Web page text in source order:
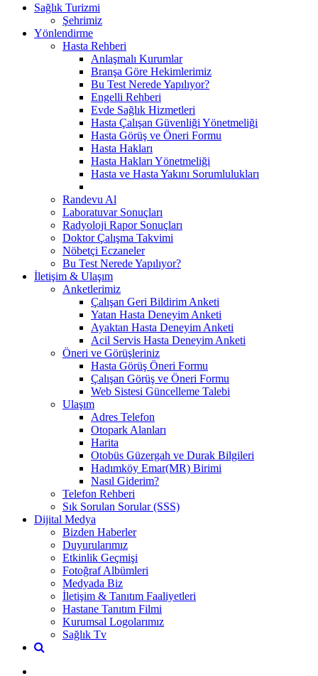
Sağlık Turizmi
Şehrimiz
Yönlendirme
Hasta Rehberi
Anlaşmalı Kurumlar
Branşa Göre Hekimlerimiz
Bu Test Nerede Yapılıyor?
Engelli Rehberi
Evde Sağlık Hizmetleri
Hasta Çalışan Güvenliği Yönetmeliği
Hasta Görüş ve Öneri Formu
Hasta Hakları
Hasta Hakları Yönetmeliği
Hasta ve Hasta Yakını Sorumlulukları
Randevu Al
Laboratuvar Sonuçları
Radyoloji Rapor Sonuçları
Doktor Çalışma Takvimi
Nöbetçi Eczaneler
Bu Test Nerede Yapılıyor?
İletişim & Ulaşım
Anketlerimiz
Çalışan Geri Bildirim Anketi
Yatan Hasta Deneyim Anketi
Ayaktan Hasta Deneyim Anketi
Acil Servis Hasta Deneyim Anketi
Öneri ve Görüşleriniz
Hasta Görüş Öneri Formu
Çalışan Görüş ve Öneri Formu
Web Sistesi Güncelleme Talebi
Ulaşım
Adres Telefon
Otopark Alanları
Harita
Otobüs Güzergah ve Durak Bilgileri
Hadımköy Emar(MR) Birimi
Nasıl Giderim?
Telefon Rehberi
Sık Sorulan Sorular (SSS)
Dijital Medya
Bizden Haberler
Duyurularımız
Etkinlik Geçmişi
Fotoğraf Albümleri
Medyada Biz
İletişim & Tanıtım Faaliyetleri
Hastane Tanıtım Filmi
Kurumsal Logolarımız
Sağlık Tv